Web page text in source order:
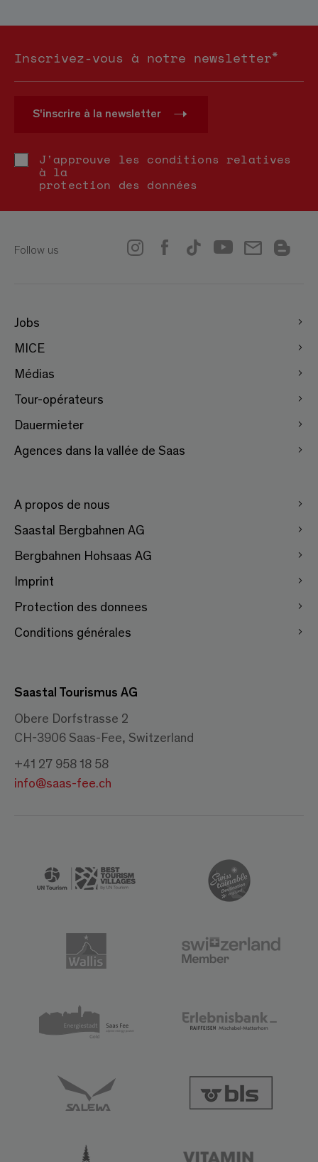
Inscrivez-vous à notre newsletter*
S'inscrire à la newsletter
J'approuve les conditions relatives
à la
protection des données
Follow us
Jobs
MICE
Médias
Tour-opérateurs
Dauermieter
Agences dans la vallée de Saas
A propos de nous
Saastal Bergbahnen AG
Bergbahnen Hohsaas AG
Imprint
Protection des donnees
Conditions générales
Saastal Tourismus AG
Obere Dorfstrasse 2
CH-3906 Saas-Fee, Switzerland
+41 27 958 18 58
info@saas-fee.ch